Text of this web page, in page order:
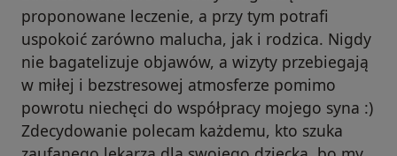
proponowane leczenie, a przy tym potrafi
uspokoić zarówno malucha, jak i rodzica. Nigdy
nie bagatelizuje objawów, a wizyty przebiegają
w miłej i bezstresowej atmosferze pomimo
powrotu niechęci do współpracy mojego syna :)
Zdecydowanie polecam każdemu, kto szuka